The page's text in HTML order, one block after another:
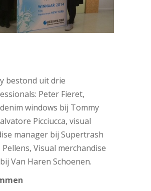
bestond uit drie
Peter Fieret,
windows bij Tommy
Picciucca, visual
manager bij Supertrash
Visual merchandise
Van Haren Schoenen.